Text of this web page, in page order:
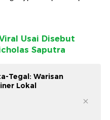
Usai Disebut
Saputra
Tegal: Warisan
Lokal